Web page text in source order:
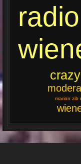
radio
marion zib